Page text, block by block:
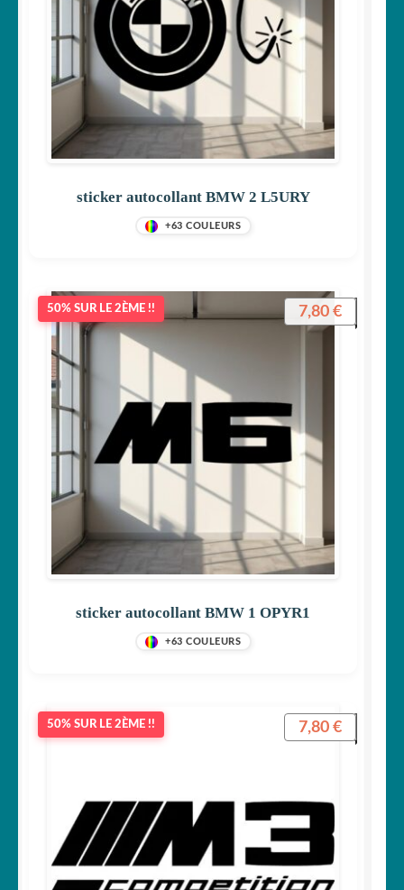
sticker autocollant BMW 2 L5URY
+63 COULEURS
50% SUR LE 2ÈME !!
sticker autocollant BMW 1 OPYR1
+63 COULEURS
7,80 €
50% SUR LE 2ÈME !! 7,80 €